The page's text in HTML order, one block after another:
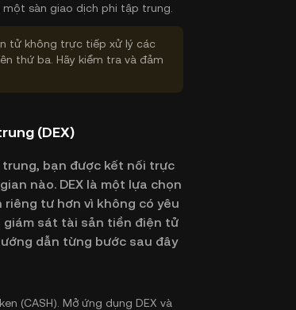
sàn giao dịch phi tập trung.
tử không trực tiếp xử lý các
thứ ba. Hãy kiểm tra và đảm
(DEX)
trung, bạn được kết nối trực
nào. DEX là một lựa chọn
tư hơn vì không có yêu
giám sát tài sản tiền điện tử
dẫn từng bước sau đây
(CASH). Mở ứng dụng DEX và